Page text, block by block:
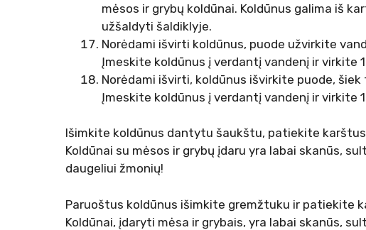
mėsos ir grybų koldūnai. Koldūnus galima iš
užšaldyti šaldiklyje.
Norėdami išvirti koldūnus, puode užvirkite
Įmeskite koldūnus į verdantį vandenį ir virkite
Norėdami išvirti, koldūnus išvirkite puode,
Įmeskite koldūnus į verdantį vandenį ir virkite
Išimkite koldūnus dantytu šaukštu, patiekite
Koldūnai su mėsos ir grybų įdaru yra labai skanūs,
daugeliui žmonių!
Paruoštus koldūnus išimkite gremžtuku ir patiekite
Koldūnai, įdaryti mėsa ir grybais, yra labai skanūs,